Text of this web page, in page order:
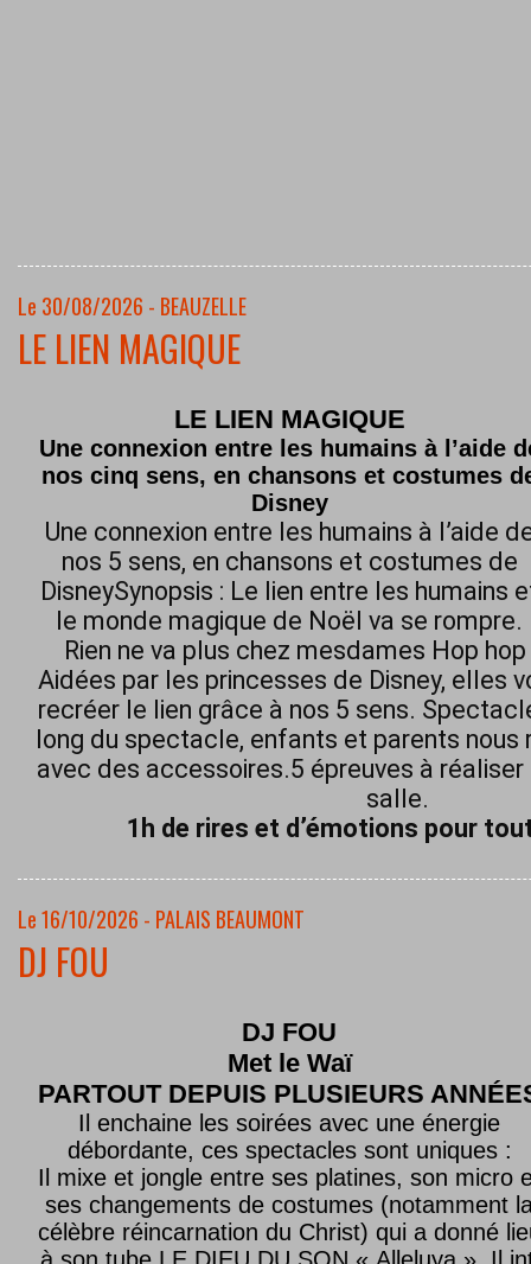
Le 30/08/2026 - BEAUZELLE
LE LIEN MAGIQUE
LE LIEN MAGIQUE
Une connexion entre les humains à l’aide
nos cinq sens, en chansons et costumes
Disney
Une connexion entre les humains à l’aide
nos 5 sens, en chansons et costumes de
DisneySynopsis : Le lien entre les humains
le monde magique de Noël va se rompre.
Rien ne va plus chez mesdames Hop
Aidées par les princesses de Disney, elles
recréer le lien grâce à nos 5 sens.
long du spectacle, enfants et parents nous
avec des accessoires.5 épreuves à
salle.
1h de rires et d’émotions pour
Le 16/10/2026 - PALAIS BEAUMONT
DJ FOU
DJ FOU
Met le Waï
PARTOUT DEPUIS PLUSIEURS
Il enchaine les soirées avec une énergie
débordante, ces spectacles sont uniques :
Il mixe et jongle entre ses platines, son micro
ses changements de costumes (notamment
célèbre réincarnation du Christ) qui a donné